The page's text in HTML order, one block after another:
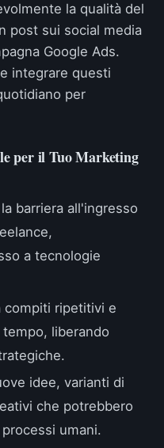
la qualità del
post sui social media
Google Ads.
integrare questi
per
per il Tuo Marketing
barriera all'ingresso
a tecnologie
compiti ripetitivi e
liberando
idee, varianti di
che potrebbero
umani.